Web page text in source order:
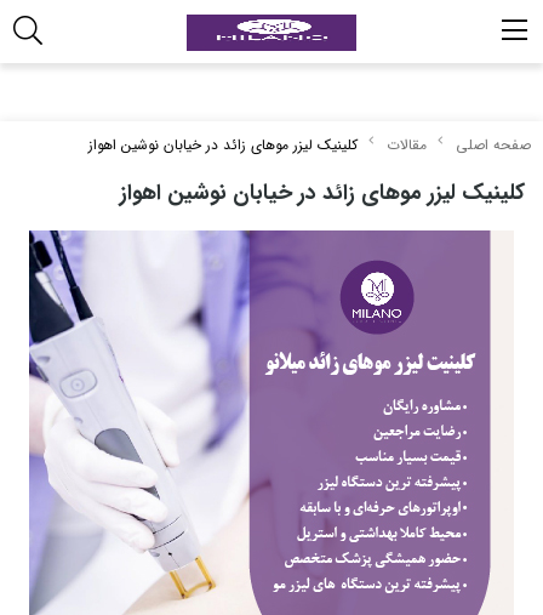
صفحه اصلی مقالات کلینیک لیزر موهای زائد در خیابان نوشین اهواز
کلینیک لیزر موهای زائد در خیابان نوشین اهواز